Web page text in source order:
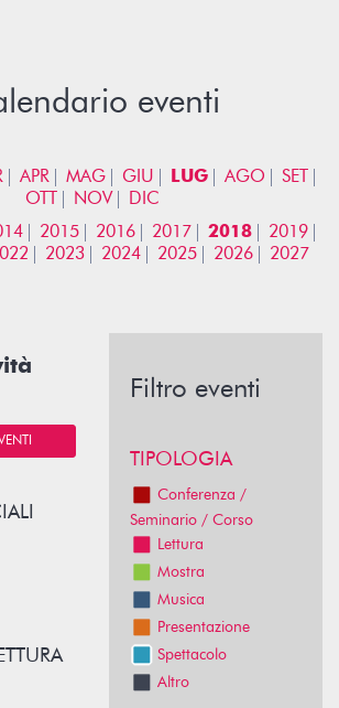
eventi
APR MAG GIU LUG AGO
SET
OTT
NOV
DIC
2015 2016 2017 2018
2019
2023 2024 2025 2026 2027
Filtro eventi
TIPOLOGIA
Conferenza /
Seminario / Corso
Lettura
Mostra
Musica
Presentazione
Spettacolo
Altro